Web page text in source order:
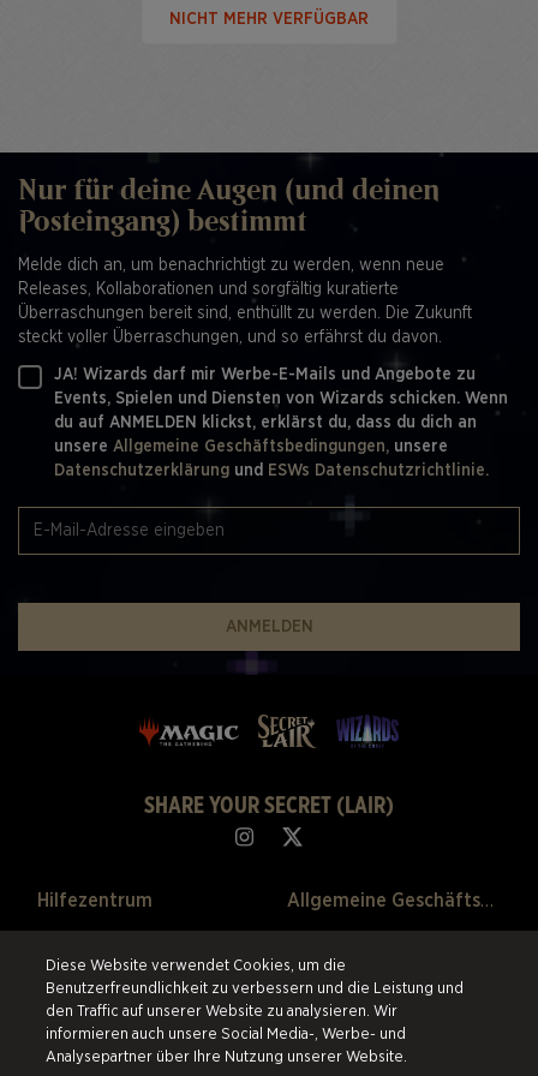
NICHT MEHR VERFÜGBAR
Nur für deine Augen (und deinen
Posteingang) bestimmt
Melde dich an, um benachrichtigt zu werden, wenn neue
Releases, Kollaborationen und sorgfältig kuratierte
Überraschungen bereit sind, enthüllt zu werden. Die Zukunft
steckt voller Überraschungen, und so erfährst du davon.
JA! Wizards darf mir Werbe-E-Mails und Angebote zu
Events, Spielen und Diensten von Wizards schicken. Wenn
du auf ANMELDEN klickst, erklärst du, dass du dich an
unsere Allgemeine Geschäftsbedingungen, unsere
Datenschutzerklärung und ESWs Datenschutzrichtlinie.
ANMELDEN
SHARE YOUR SECRET (LAIR)
Hilfezentrum
Vergangene Verkäufe
Cookie-Einstellungen
Allgemeine Geschäftsbedingungen
Rückgaberecht
Diese Website verwendet Cookies, um die
Benutzerfreundlichkeit zu verbessern und die Leistung und
den Traffic auf unserer Website zu analysieren. Wir
informieren auch unsere Social Media-, Werbe- und
Analysepartner über Ihre Nutzung unserer Website.